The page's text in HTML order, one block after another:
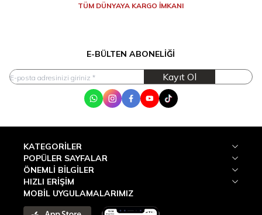
TÜM DÜNYAYA KARGO İMKANI
E-BÜLTEN ABONELIĞI
Kayıt Ol
WhatsApp
InstagramFacebook
YoutubeTik Tok
KATEGORILER
POPÜLER SAYFALAR
ÖNEMLI BILGILER
HIZLI ERIŞIM
MOBİL UYGULAMALARIMIZ